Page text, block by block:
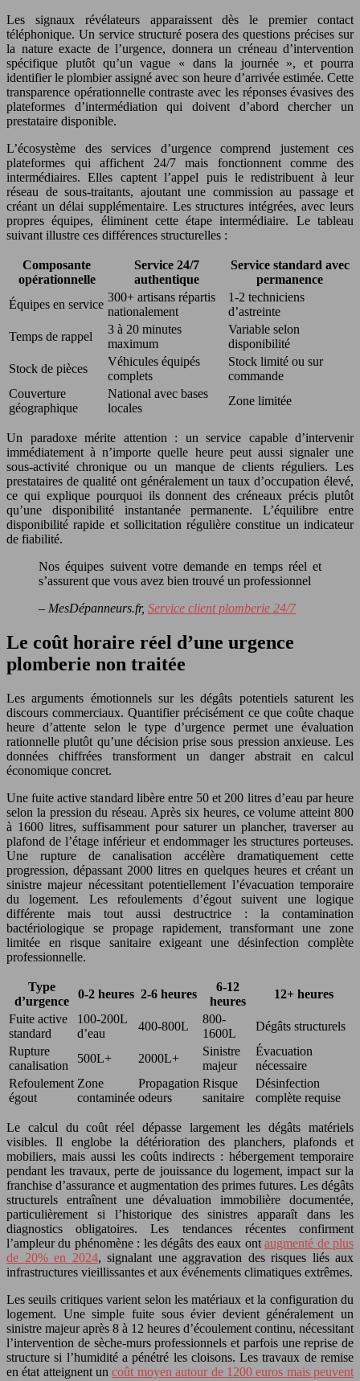
Les signaux révélateurs apparaissent dès le premier contact
téléphonique. Un service structuré posera des questions précises sur
la nature exacte de l’urgence, donnera un créneau d’intervention
spécifique plutôt qu’un vague « dans la journée », et pourra
identifier le plombier assigné avec son heure d’arrivée estimée. Cette
transparence opérationnelle contraste avec les réponses évasives des
plateformes d’intermédiation qui doivent d’abord chercher un
prestataire disponible.
L’écosystème des services d’urgence comprend justement ces
plateformes qui affichent 24/7 mais fonctionnent comme des
intermédiaires. Elles captent l’appel puis le redistribuent à leur
réseau de sous-traitants, ajoutant une commission au passage et
créant un délai supplémentaire. Les structures intégrées, avec leurs
propres équipes, éliminent cette étape intermédiaire. Le tableau
suivant illustre ces différences structurelles :
Composante
opérationnelle
Service 24/7
authentique
Service standard avec
permanence
Équipes en service
300+ artisans répartis
nationalement
1-2 techniciens
d’astreinte
Temps de rappel
3 à 20 minutes
maximum
Variable selon
disponibilité
Stock de pièces
Véhicules équipés
complets
Stock limité ou sur
commande
Couverture
géographique
National avec bases
locales
Zone limitée
Un paradoxe mérite attention : un service capable d’intervenir
immédiatement à n’importe quelle heure peut aussi signaler une
sous-activité chronique ou un manque de clients réguliers. Les
prestataires de qualité ont généralement un taux d’occupation élevé,
ce qui explique pourquoi ils donnent des créneaux précis plutôt
qu’une disponibilité instantanée permanente. L’équilibre entre
disponibilité rapide et sollicitation régulière constitue un indicateur
de fiabilité.
Nos équipes suivent votre demande en temps réel et
s’assurent que vous avez bien trouvé un professionnel
– MesDépanneurs.fr, Service client plomberie 24/7
Le coût horaire réel d’une urgence
plomberie non traitée
Les arguments émotionnels sur les dégâts potentiels saturent les
discours commerciaux. Quantifier précisément ce que coûte chaque
heure d’attente selon le type d’urgence permet une évaluation
rationnelle plutôt qu’une décision prise sous pression anxieuse. Les
données chiffrées transforment un danger abstrait en calcul
économique concret.
Une fuite active standard libère entre 50 et 200 litres d’eau par heure
selon la pression du réseau. Après six heures, ce volume atteint 800
à 1600 litres, suffisamment pour saturer un plancher, traverser au
plafond de l’étage inférieur et endommager les structures porteuses.
Une rupture de canalisation accélère dramatiquement cette
progression, dépassant 2000 litres en quelques heures et créant un
sinistre majeur nécessitant potentiellement l’évacuation temporaire
du logement. Les refoulements d’égout suivent une logique
différente mais tout aussi destructrice : la contamination
bactériologique se propage rapidement, transformant une zone
limitée en risque sanitaire exigeant une désinfection complète
professionnelle.
Type
d’urgence
0-2 heures 2-6 heures
6-12
heures
12+ heures
Fuite active
standard
100-200L
d’eau
400-800L
800-
1600L
Dégâts structurels
Rupture
canalisation
500L+ 2000L+
Sinistre
majeur
Évacuation
nécessaire
Refoulement
égout
Zone
contaminée
Propagation
odeurs
Risque
sanitaire
Désinfection
complète requise
Le calcul du coût réel dépasse largement les dégâts matériels
visibles. Il englobe la détérioration des planchers, plafonds et
mobiliers, mais aussi les coûts indirects : hébergement temporaire
pendant les travaux, perte de jouissance du logement, impact sur la
franchise d’assurance et augmentation des primes futures. Les dégâts
structurels entraînent une dévaluation immobilière documentée,
particulièrement si l’historique des sinistres apparaît dans les
diagnostics obligatoires. Les tendances récentes confirment
l’ampleur du phénomène : les dégâts des eaux ontaugmenté de plus
de 20% en 2024, signalant une aggravation des risques liés aux
infrastructures vieillissantes et aux événements climatiques extrêmes.
Les seuils critiques varient selon les matériaux et la configuration du
logement. Une simple fuite sous évier devient généralement un
sinistre majeur après 8 à 12 heures d’écoulement continu, nécessitant
l’intervention de sèche-murs professionnels et parfois une reprise de
structure si l’humidité a pénétré les cloisons. Les travaux de remise
en état atteignent uncoût moyen autour de 1200 euros mais peuvent